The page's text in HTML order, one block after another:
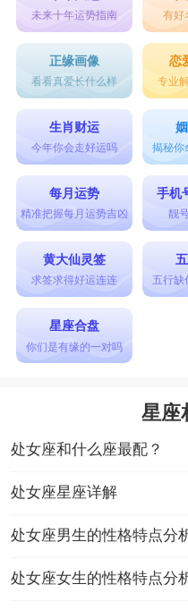
未来十年运势指南 有好
正缘画像
看看真爱长什么样
恋
专业
生肖财运
今年你会走好运吗 揭秘你
每月运势
精准把握每月运势吉凶
手机
靓
黄大仙灵签
求签求得好运连连 五行缺
星座合盘
你们是有缘的一对吗
星座
处女座和什么座最配？
处女座星座详解
处女座男生的性格特点分
处女座女生的性格特点分